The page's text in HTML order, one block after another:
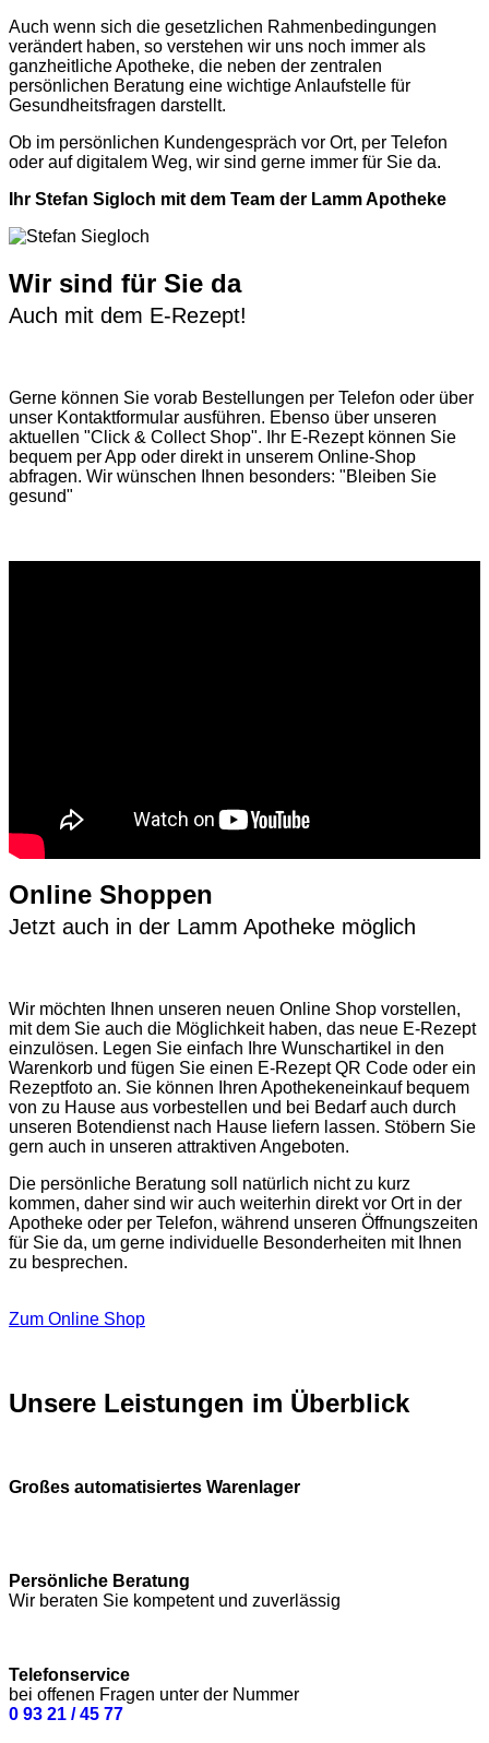
Auch wenn sich die gesetzlichen Rahmenbedingungen
verändert haben, so verstehen wir uns noch immer als
ganzheitliche Apotheke, die neben der zentralen
persönlichen Beratung eine wichtige Anlaufstelle für
Gesundheitsfragen darstellt.
Ob im persönlichen Kundengespräch vor Ort, per Telefon
oder auf digitalem Weg, wir sind gerne immer für Sie da.
Ihr Stefan Sigloch mit dem Team der Lamm Apotheke
Wir sind für Sie da
Auch mit dem E-Rezept!
Gerne können Sie vorab Bestellungen per Telefon oder über
unser Kontaktformular ausführen. Ebenso über unseren
aktuellen "Click & Collect Shop". Ihr E-Rezept können Sie
bequem per App oder direkt in unserem Online-Shop
abfragen. Wir wünschen Ihnen besonders: "Bleiben Sie
gesund"
Online Shoppen
Jetzt auch in der Lamm Apotheke möglich
Wir möchten Ihnen unseren neuen Online Shop vorstellen,
mit dem Sie auch die Möglichkeit haben, das neue E-Rezept
einzulösen. Legen Sie einfach Ihre Wunschartikel in den
Warenkorb und fügen Sie einen E-Rezept QR Code oder ein
Rezeptfoto an. Sie können Ihren Apothekeneinkauf bequem
von zu Hause aus vorbestellen und bei Bedarf auch durch
unseren Botendienst nach Hause liefern lassen. Stöbern Sie
gern auch in unseren attraktiven Angeboten.
Die persönliche Beratung soll natürlich nicht zu kurz
kommen, daher sind wir auch weiterhin direkt vor Ort in der
Apotheke oder per Telefon, während unseren Öffnungszeiten
für Sie da, um gerne individuelle Besonderheiten mit Ihnen
zu besprechen.
Zum Online Shop
Unsere Leistungen im Überblick
Großes automatisiertes Warenlager
Persönliche Beratung
Wir beraten Sie kompetent und zuverlässig
Telefonservice
bei offenen Fragen unter der Nummer
0 93 21 / 45 77